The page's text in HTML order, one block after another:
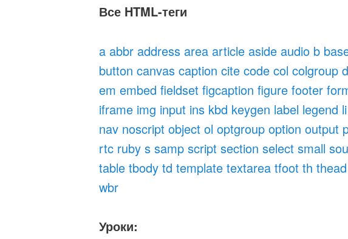
Все HTML-теги
a abbr address area article aside audio b
button canvas caption cite code col colgroup
em embed fieldset figcaption figure footer
iframe img input ins kbd keygen label legend li
nav noscript object ol optgroup option output
rtc ruby s samp script section select small
table tbody td template textarea tfoot th thead
wbr
Уроки: